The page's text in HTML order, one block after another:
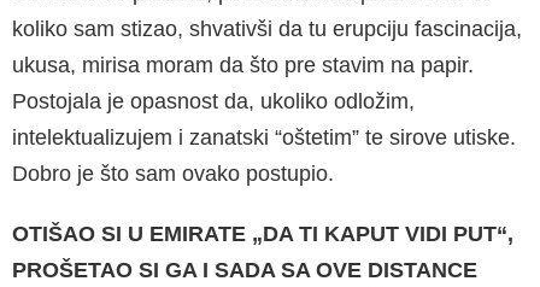
koliko sam stizao, shvativši da tu erupciju fascinacija,
ukusa, mirisa moram da što pre sta­vim na papir.
Postojala je opasnost da, ukoliko odložim,
intelektualizujem i zanatski “oštetim” te sirove utiske.
Dobro je što sam ovako postu­pio.
OTIŠAO SI U EMIRATE „DA TI KAPUT VIDI PUT“,
PRO­ŠETAO SI GA I SADA SA OVE DISTANCE